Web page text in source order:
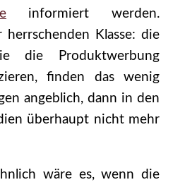
informiert werden.
Klasse: die
die Produktwerbung
finden das wenig
angeblich, dann in den
überhaupt nicht mehr
wäre es, wenn die